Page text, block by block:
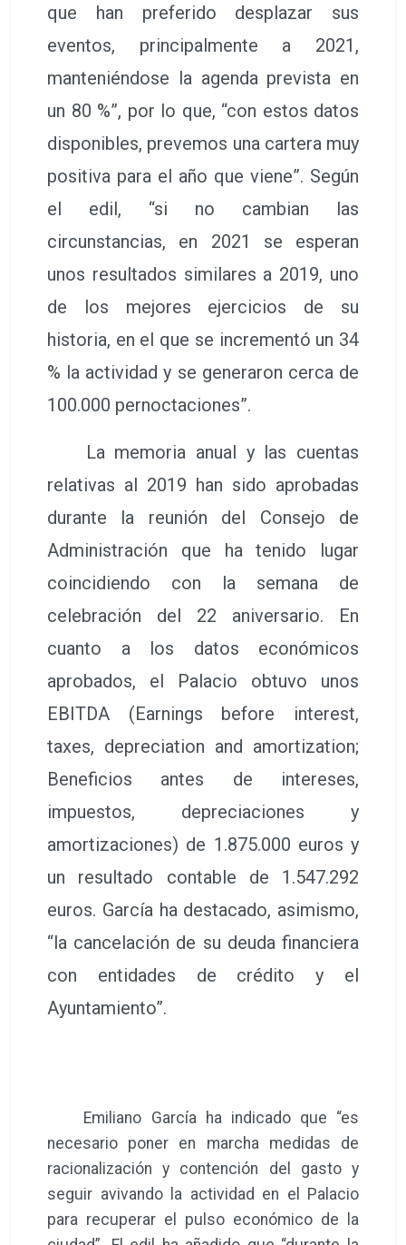
que han preferido desplazar sus
eventos, principalmente a 2021,
manteniéndose la agenda prevista en
un 80 %”, por lo que, “con estos datos
disponibles, prevemos una cartera muy
positiva para el año que viene”. Según
el edil, “si no cambian las
circunstancias, en 2021 se esperan
unos resultados similares a 2019, uno
de los mejores ejercicios de su
historia, en el que se incrementó un 34
% la actividad y se generaron cerca de
100.000 pernoctaciones”.
La memoria anual y las cuentas
relativas al 2019 han sido aprobadas
durante la reunión del Consejo de
Administración que ha tenido lugar
coincidiendo con la semana de
celebración del 22 aniversario. En
cuanto a los datos económicos
aprobados, el Palacio obtuvo unos
EBITDA (Earnings before interest,
taxes, depreciation and amortization;
Beneficios antes de intereses,
impuestos, depreciaciones y
amortizaciones) de 1.875.000 euros y
un resultado contable de 1.547.292
euros. García ha destacado, asimismo,
“la cancelación de su deuda financiera
con entidades de crédito y el
Ayuntamiento”.
Emiliano García ha indicado que “es
necesario poner en marcha medidas de
racionalización y contención del gasto y
seguir avivando la actividad en el Palacio
para recuperar el pulso económico de la